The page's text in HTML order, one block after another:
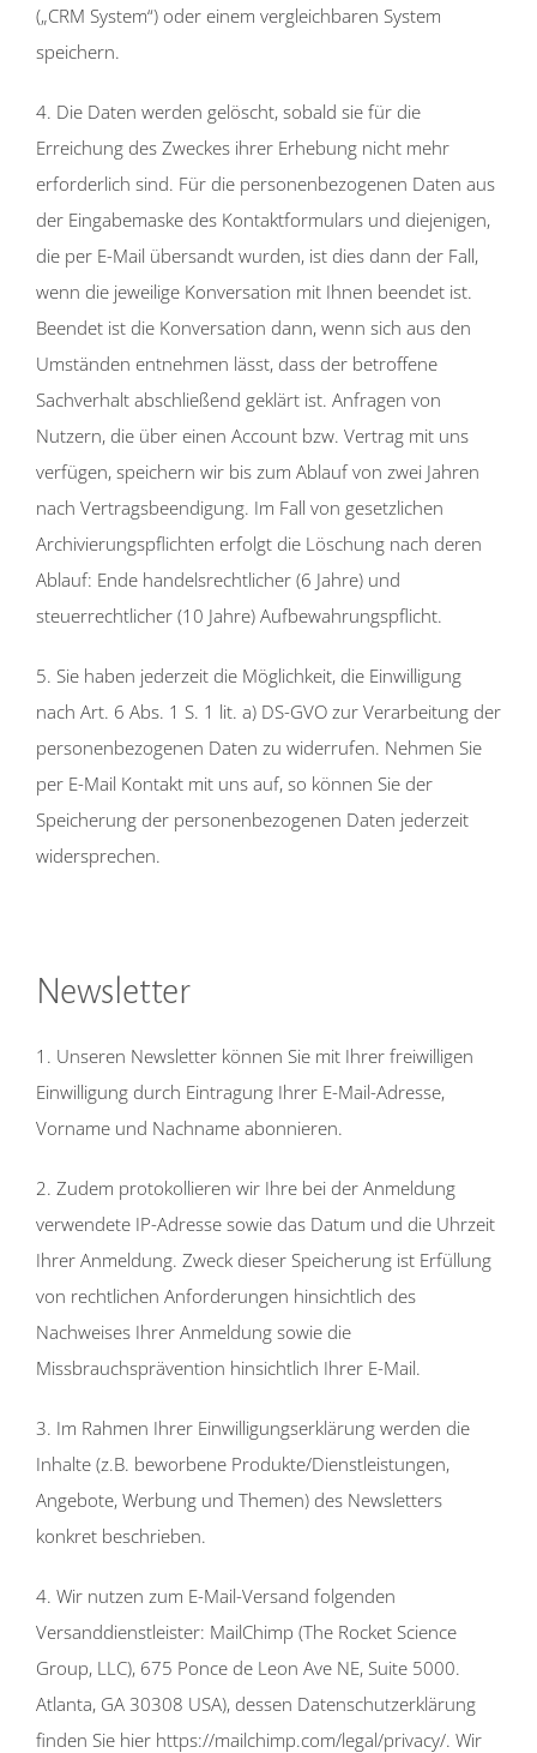
(„CRM System“) oder einem vergleichbaren System
speichern.
4. Die Daten werden gelöscht, sobald sie für die
Erreichung des Zweckes ihrer Erhebung nicht mehr
erforderlich sind. Für die personenbezogenen Daten aus
der Eingabemaske des Kontaktformulars und diejenigen,
die per E-Mail übersandt wurden, ist dies dann der Fall,
wenn die jeweilige Konversation mit Ihnen beendet ist.
Beendet ist die Konversation dann, wenn sich aus den
Umständen entnehmen lässt, dass der betroffene
Sachverhalt abschließend geklärt ist. Anfragen von
Nutzern, die über einen Account bzw. Vertrag mit uns
verfügen, speichern wir bis zum Ablauf von zwei Jahren
nach Vertragsbeendigung. Im Fall von gesetzlichen
Archivierungspflichten erfolgt die Löschung nach deren
Ablauf: Ende handelsrechtlicher (6 Jahre) und
steuerrechtlicher (10 Jahre) Aufbewahrungspflicht.
5. Sie haben jederzeit die Möglichkeit, die Einwilligung
nach Art. 6 Abs. 1 S. 1 lit. a) DS-GVO zur Verarbeitung der
personenbezogenen Daten zu widerrufen. Nehmen Sie
per E-Mail Kontakt mit uns auf, so können Sie der
Speicherung der personenbezogenen Daten jederzeit
widersprechen.
Newsletter
1. Unseren Newsletter können Sie mit Ihrer freiwilligen
Einwilligung durch Eintragung Ihrer E-Mail-Adresse,
Vorname und Nachname abonnieren.
2. Zudem protokollieren wir Ihre bei der Anmeldung
verwendete IP-Adresse sowie das Datum und die Uhrzeit
Ihrer Anmeldung. Zweck dieser Speicherung ist Erfüllung
von rechtlichen Anforderungen hinsichtlich des
Nachweises Ihrer Anmeldung sowie die
Missbrauchsprävention hinsichtlich Ihrer E-Mail.
3. Im Rahmen Ihrer Einwilligungserklärung werden die
Inhalte (z.B. beworbene Produkte/Dienstleistungen,
Angebote, Werbung und Themen) des Newsletters
konkret beschrieben.
4. Wir nutzen zum E-Mail-Versand folgenden
Versanddienstleister: MailChimp (The Rocket Science
Group, LLC), 675 Ponce de Leon Ave NE, Suite 5000.
Atlanta, GA 30308 USA), dessen Datenschutzerklärung
finden Sie hier https://mailchimp.com/legal/privacy/. Wir